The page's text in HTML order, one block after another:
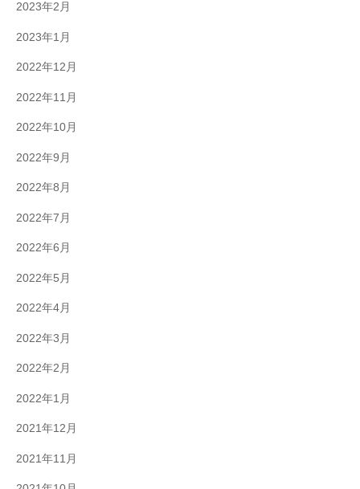
2023年2月
2023年1月
2022年12月
2022年11月
2022年10月
2022年9月
2022年8月
2022年7月
2022年6月
2022年5月
2022年4月
2022年3月
2022年2月
2022年1月
2021年12月
2021年11月